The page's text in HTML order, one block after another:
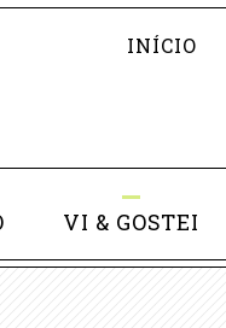
INÍCIO
VI & GOSTEI